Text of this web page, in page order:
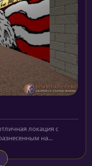
локация с
на...